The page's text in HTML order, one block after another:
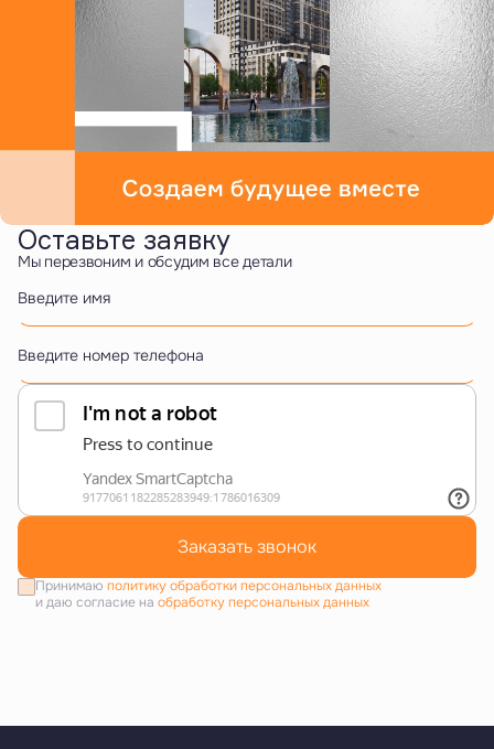
Оставьте заявку
Мы перезвоним и обсудим все детали
Введите имя
Введите номер телефона
Заказать звонок
Принимаю политику обработки персональных данных
и даю согласие на обработку персональных данных